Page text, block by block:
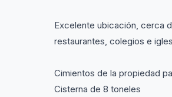
Excelente ubicación, cerca
restaurantes, colegios e
Cimientos de la propiedad
Cisterna de 8 toneles